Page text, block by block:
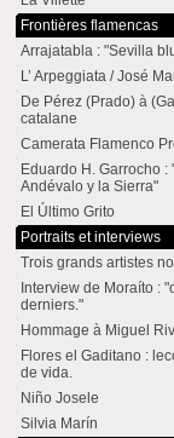
Frontières flamencas
Arrajatabla : "Sevilla
L’ Arpeggiata / José
De Pérez (Prado) à
catalane
Camerata Flamenco
Eduardo H. Garrocho :
Andévalo y la Sierra"
El Último Grito
Portraits et interviews
Trois grands artistes
Interview de Moraíto :
derniers."
Hommage à Miguel
Flores el Gaditano :
de vida.
Niño Josele
Silvia Marín